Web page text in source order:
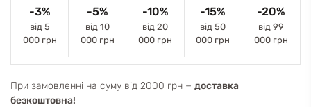
-3%
від 5
000 грн
-5%
від 10
000 грн
-10%
від 20
000 грн
-15%
від 50
000 грн
-20%
від 99
000 грн
При замовленні на суму від 2000 грн − доставка
безкоштовна!